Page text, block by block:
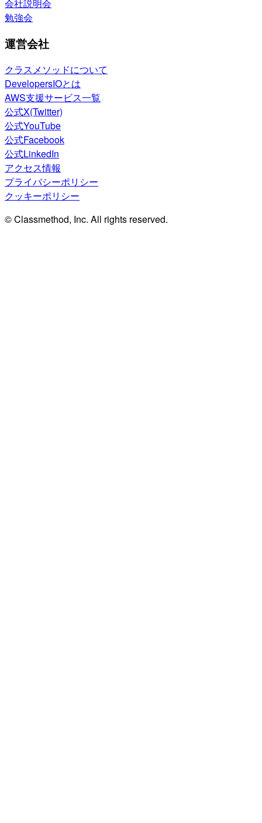
会社説明会
勉強会
運営会社
クラスメソッドについて
DevelopersIOとは
AWS支援サービス一覧
公式X(Twitter)
公式YouTube
公式Facebook
公式LinkedIn
アクセス情報
プライバシーポリシー
クッキーポリシー
© Classmethod, Inc. All rights reserved.